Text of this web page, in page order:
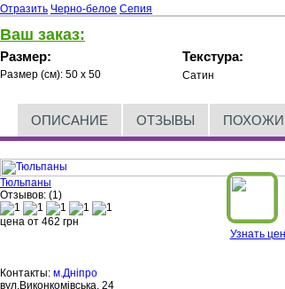
Отразить Черно-белое Сепия
Ваш заказ:
Размер:
Размер (см): 50 x 50
Текстура:
Сатин
ОПИСАНИЕ ОТЗЫВЫ
Тюльпаны
Отзывов: (1)
цена от 462 грн
Узнать
Контакты: м.Дніпро
вул.Виконкомівська, 24